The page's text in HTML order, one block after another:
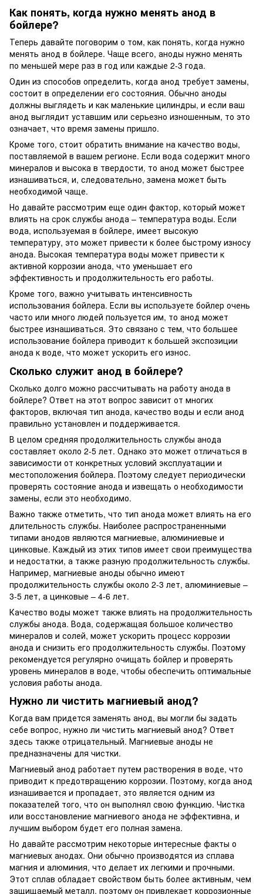
Как понять, когда нужно менять анод в
бойлере?
Теперь давайте поговорим о том, как понять, когда нужно
менять анод в бойлере. Чаще всего, аноды нужно менять
по меньшей мере раз в год или каждые 2-3 года.
Один из способов определить, когда анод требует замены,
состоит в определении его состояния. Обычно аноды
должны выглядеть и как маленькие цилиндры, и если ваш
анод выглядит уставшим или серьезно изношенным, то это
означает, что время замены пришло.
Кроме того, стоит обратить внимание на качество воды,
поставляемой в вашем регионе. Если вода содержит много
минералов и высока в твердости, то анод может быстрее
изнашиваться, и, следовательно, замена может быть
необходимой чаще.
Но давайте рассмотрим еще один фактор, который может
влиять на срок службы анода – температура воды. Если
вода, используемая в бойлере, имеет высокую
температуру, это может привести к более быстрому износу
анода. Высокая температура воды может привести к
активной коррозии анода, что уменьшает его
эффективность и продолжительность его работы.
Кроме того, важно учитывать интенсивность
использования бойлера. Если вы используете бойлер очень
часто или много людей пользуется им, то анод может
быстрее изнашиваться. Это связано с тем, что большее
использование бойлера приводит к большей экспозиции
анода к воде, что может ускорить его износ.
Сколько служит анод в бойлере?
Сколько долго можно рассчитывать на работу анода в
бойлере? Ответ на этот вопрос зависит от многих
факторов, включая тип анода, качество воды и если анод
правильно установлен и поддерживается.
В целом средняя продолжительность службы анода
составляет около 2-5 лет. Однако это может отличаться в
зависимости от конкретных условий эксплуатации и
местоположения бойлера. Поэтому следует периодически
проверять состояние анода и извещать о необходимости
замены, если это необходимо.
Важно также отметить, что тип анода может влиять на его
длительность службы. Наиболее распространенными
типами анодов являются магниевые, алюминиевые и
цинковые. Каждый из этих типов имеет свои преимущества
и недостатки, а также разную продолжительность службы.
Например, магниевые аноды обычно имеют
продолжительность службы около 2-3 лет, алюминиевые –
3-5 лет, а цинковые – 4-6 лет.
Качество воды может также влиять на продолжительность
службы анода. Вода, содержащая большое количество
минералов и солей, может ускорить процесс коррозии
анода и снизить его продолжительность службы. Поэтому
рекомендуется регулярно очищать бойлер и проверять
уровень минералов в воде, чтобы обеспечить оптимальные
условия работы анода.
Нужно ли чистить магниевый анод?
Когда вам придется заменять анод, вы могли бы задать
себе вопрос, нужно ли чистить магниевый анод? Ответ
здесь также отрицательный. Магниевые аноды не
предназначены для чистки.
Магниевый анод работает путем растворения в воде, что
приводит к предотвращению коррозии. Поэтому, когда анод
изнашивается и пропадает, это является одним из
показателей того, что он выполнял свою функцию. Чистка
или восстановление магниевого анода не эффективна, и
лучшим выбором будет его полная замена.
Но давайте рассмотрим некоторые интересные факты о
магниевых анодах. Они обычно производятся из сплава
магния и алюминия, что делает их легкими и прочными.
Этот сплав обладает свойством быть более активным, чем
защищаемый металл, поэтому он привлекает коррозионные